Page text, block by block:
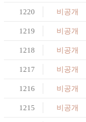
1220 비공개
1219 비공개
1218 비공개
1217 비공개
1216 비공개
1215 비공개